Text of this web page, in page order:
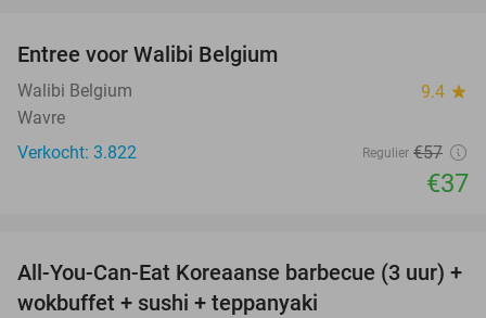
Entree voor Walibi Belgium
Walibi Belgium 9.4 star
Wavre
Verkocht: 3.822
Regulier €57
€37
21%
All-You-Can-Eat Koreaanse barbecue (3 uur) +
wokbuffet + sushi + teppanyaki